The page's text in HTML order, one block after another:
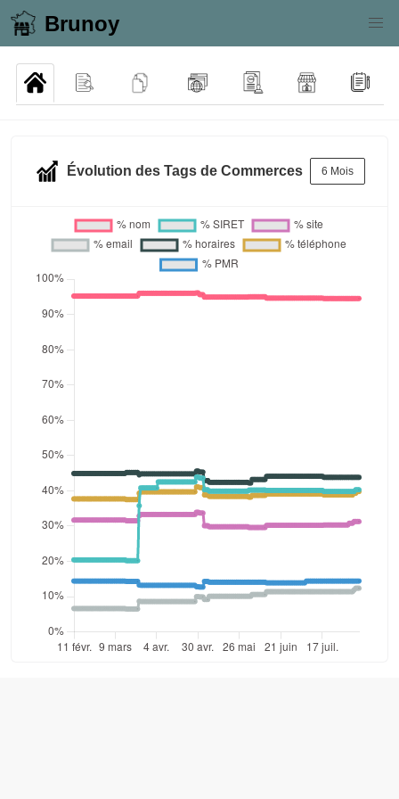
Brunoy
Évolution des Tags de Commerces 6 Mois